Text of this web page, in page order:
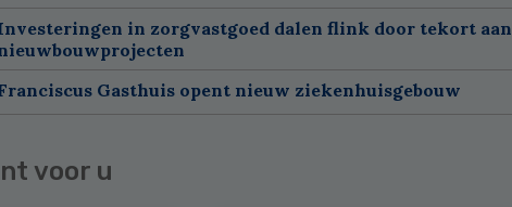
in zorgvastgoed dalen flink door tekort aan
Gasthuis opent nieuw ziekenhuisgebouw
voor u